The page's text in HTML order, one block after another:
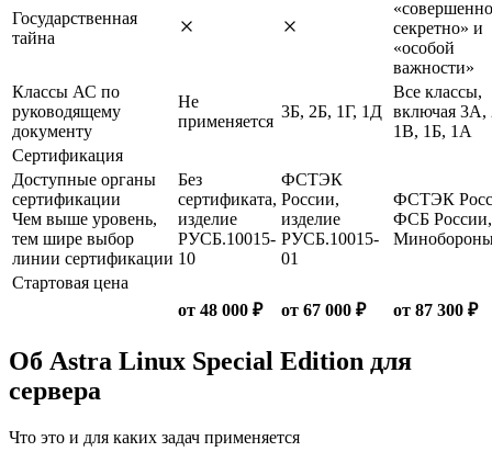
Государственная
тайна
«совершенно
секретно» и
«особой
важности»
Классы АС по
руководящему
документу
Не
применяется
3Б, 2Б, 1Г, 1Д
Все классы,
включая 3А,
1В, 1Б, 1А
Сертификация
Доступные органы
сертификации
Чем выше уровень,
тем шире выбор
линии сертификации
Без
сертификата,
изделие
РУСБ.10015-
10
ФСТЭК
России,
изделие
РУСБ.10015-
01
ФСТЭК
ФСБ России,
Стартовая цена
от 48 000 ₽
от 67 000 ₽ от 87 300 ₽
Об Astra Linux Special Edition для
сервера
Что это и для каких задач применяется